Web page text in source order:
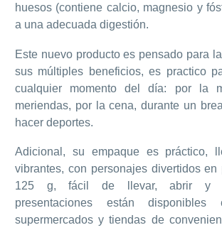
huesos (contiene calcio, magnesio y
a una adecuada digestión.
Este nuevo producto es pensado para
sus múltiples beneficios, es practico
cualquier momento del día: por la
meriendas, por la cena, durante un
hacer deportes.
Adicional, su empaque es práctico,
vibrantes, con personajes divertidos en
125 g, fácil de llevar, abrir y
presentaciones están
supermercados y tiendas de